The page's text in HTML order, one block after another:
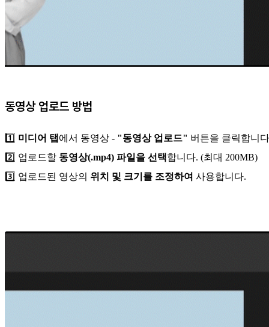
동영상 업로드 방법
1️⃣ 미디어 탭 에서 동영상 - "동영상 업로드" 버튼을 클릭합니
2️⃣ 업로드할 동영상(.mp4) 파일을 선택합니다. (최대 200MB)
3️⃣ 업로드된 영상의 위치 및 크기를 조정하여 사용합니다.